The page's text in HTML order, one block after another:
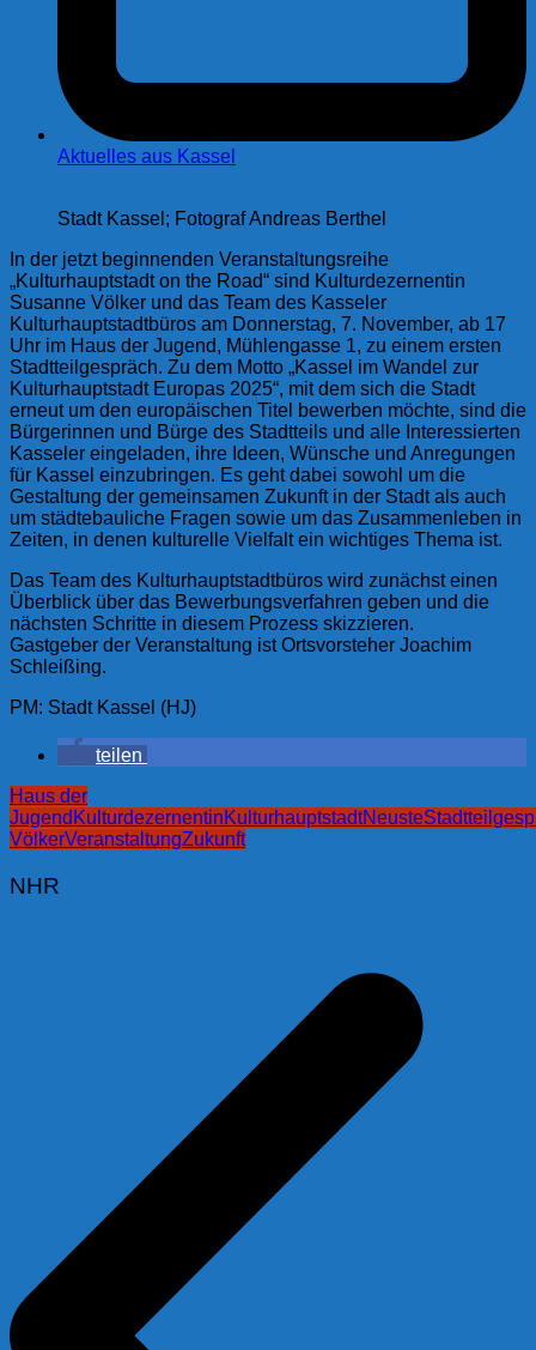
Aktuelles aus Kassel
Stadt Kassel; Fotograf Andreas Berthel
In der jetzt beginnenden Veranstaltungsreihe
„Kulturhauptstadt on the Road“ sind Kulturdezernentin
Susanne Völker und das Team des Kasseler
Kulturhauptstadtbüros am Donnerstag, 7. November, ab 17
Uhr im Haus der Jugend, Mühlengasse 1, zu einem ersten
Stadtteilgespräch. Zu dem Motto „Kassel im Wandel zur
Kulturhauptstadt Europas 2025“, mit dem sich die Stadt
erneut um den europäischen Titel bewerben möchte, sind die
Bürgerinnen und Bürge des Stadtteils und alle Interessierten
Kasseler eingeladen, ihre Ideen, Wünsche und Anregungen
für Kassel einzubringen. Es geht dabei sowohl um die
Gestaltung der gemeinsamen Zukunft in der Stadt als auch
um städtebauliche Fragen sowie um das Zusammenleben in
Zeiten, in denen kulturelle Vielfalt ein wichtiges Thema ist.
Das Team des Kulturhauptstadtbüros wird zunächst einen
Überblick über das Bewerbungsverfahren geben und die
nächsten Schritte in diesem Prozess skizzieren.
Gastgeber der Veranstaltung ist Ortsvorsteher Joachim
Schleißing.
PM: Stadt Kassel (HJ)
teilen
Haus der
Jugend KulturdezernentinKulturhauptstadtNeuste
VölkerVeranstaltungZukunft
NHR